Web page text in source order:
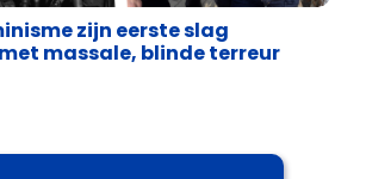
zijn eerste slag
massale, blinde terreur